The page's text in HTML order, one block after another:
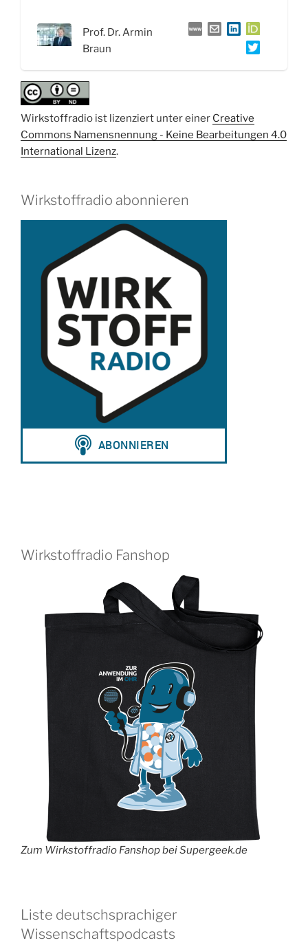
Interview
Prof.
Dr.
Armin
Braun“
Prof. Dr. Armin
Braun
Wirkstoffradio ist lizenziert unter einer Creative
Commons Namensnennung - Keine Bearbeitungen 4.0
International Lizenz.
Wirkstoffradio abonnieren
Wirkstoffradio Fanshop
Zum Wirkstoffradio Fanshop bei Supergeek.de
Liste deutschsprachiger
Wissenschaftspodcasts